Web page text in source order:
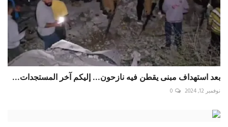
بعد استهداف مبنى يقطن فيه نازحون... إليكم آخر المستجدات...
نوفمبر 12, 2024 0